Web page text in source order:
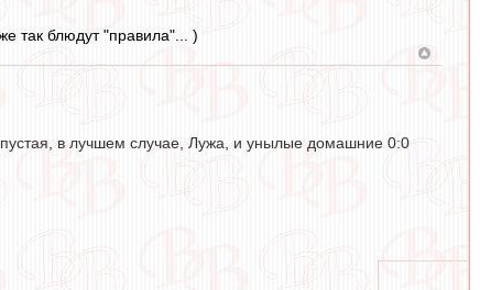
так блюдут "правила"... )
в лучшем случае, Лужа, и унылые домашние 0:0